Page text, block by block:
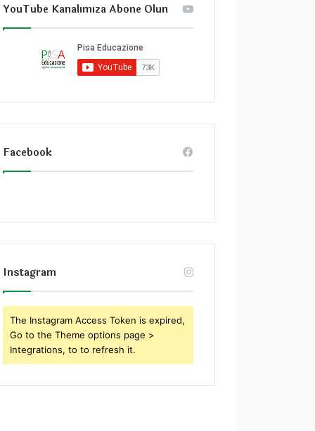
YouTube Kanalımıza Abone Olun
Facebook
Instagram
The Instagram Access Token is expired,
Go to the Theme options page >
Integrations, to to refresh it.